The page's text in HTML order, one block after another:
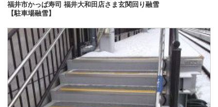
福井市かっぱ寿司 福井大和田店さま玄関回り融雪
【駐車場融雪】